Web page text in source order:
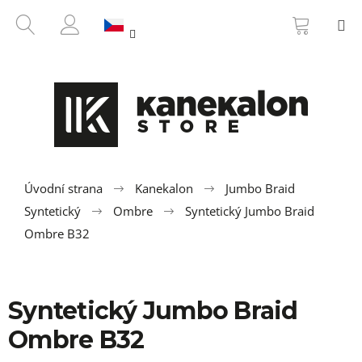
HLEDAT
PŘIHLÁŠENÍ
KOŠÍK
Úvodní strana Kanekalon
Jumbo Braid
Syntetický
Ombre
Syntetický Jumbo Braid
Ombre B32
Syntetický Jumbo Braid
Ombre B32
ZPĚT
ZPĚT
e
b
e
t
e